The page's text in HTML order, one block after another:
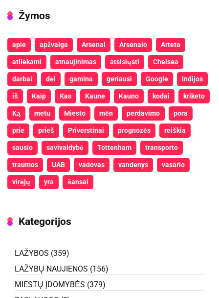
Žymos
apie apžvalga Arsenal Arsenalo Arteta
atliekami atnaujinimas atsisiųsti Chelsea
darbai dėl gamina geriausi Google Indijos
iš Kaip Kas Kaune Kauno kodai kriketo
Ką metu Miesto mėn perdavimo pora
prie prieš Priverstinai prognozės reiškia
sausio savivaldybė Tottenham transporto
traumos UAB vadovas vandenys vasario
virėjų yra šansai
Kategorijos
LAŽYBOS (359)
LAŽYBŲ NAUJIENOS (156)
MIESTŲ ĮDOMYBĖS (379)